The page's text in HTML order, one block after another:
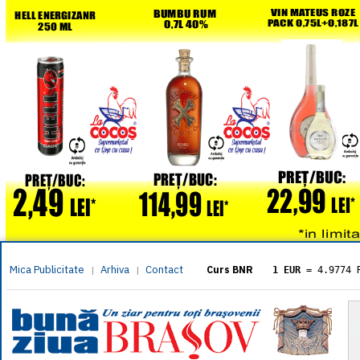
Mica Publicitate | Arhiva | Contact Curs BNR 1 EUR = 4.9774
= 5.8304
1 XAU= 464.4611
1 AED= 1.1933
1 AUD= 2.7957
1 BGN= 2.5449